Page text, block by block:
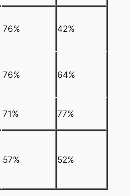
76% 42%
76% 64%
71% 77%
57% 52%